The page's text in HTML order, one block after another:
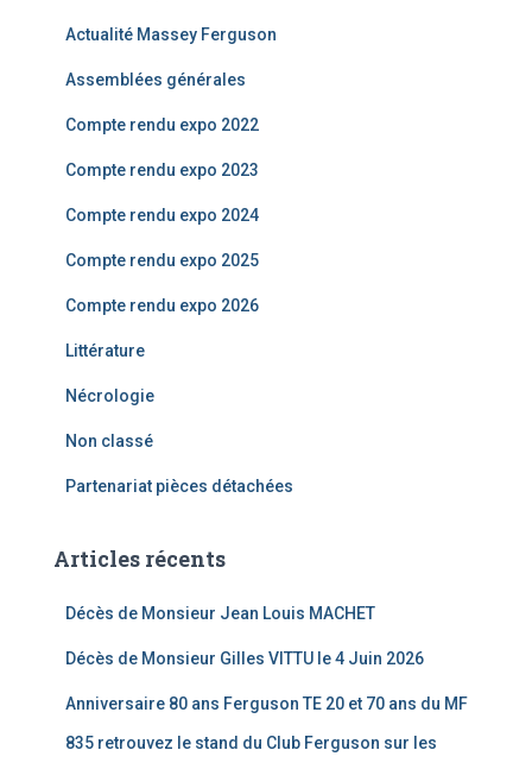
Actualité Massey Ferguson
Assemblées générales
Compte rendu expo 2022
Compte rendu expo 2023
Compte rendu expo 2024
Compte rendu expo 2025
Compte rendu expo 2026
Littérature
Nécrologie
Non classé
Partenariat pièces détachées
Articles récents
Décès de Monsieur Jean Louis MACHET
Décès de Monsieur Gilles VITTU le 4 Juin 2026
Anniversaire 80 ans Ferguson TE 20 et 70 ans du MF
835 retrouvez le stand du Club Ferguson sur les